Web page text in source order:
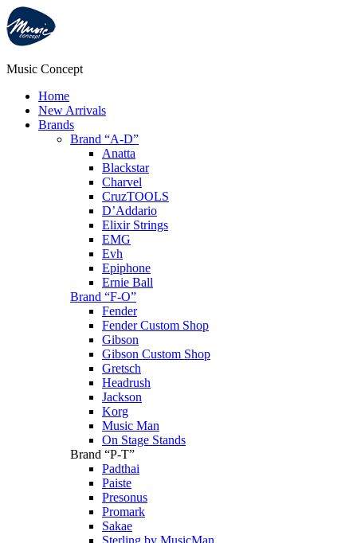
Music Concept
Home
New Arrivals
Brands
Brand “A-D”
Anatta
Blackstar
Charvel
CruzTOOLS
D’Addario
Elixir Strings
EMG
Evh
Epiphone
Ernie Ball
Brand “F-O”
Fender
Fender Custom Shop
Gibson
Gibson Custom Shop
Gretsch
Headrush
Jackson
Korg
Music Man
On Stage Stands
Brand “P-T”
Padthai
Paiste
Presonus
Promark
Sakae
Sterling by MusicMan